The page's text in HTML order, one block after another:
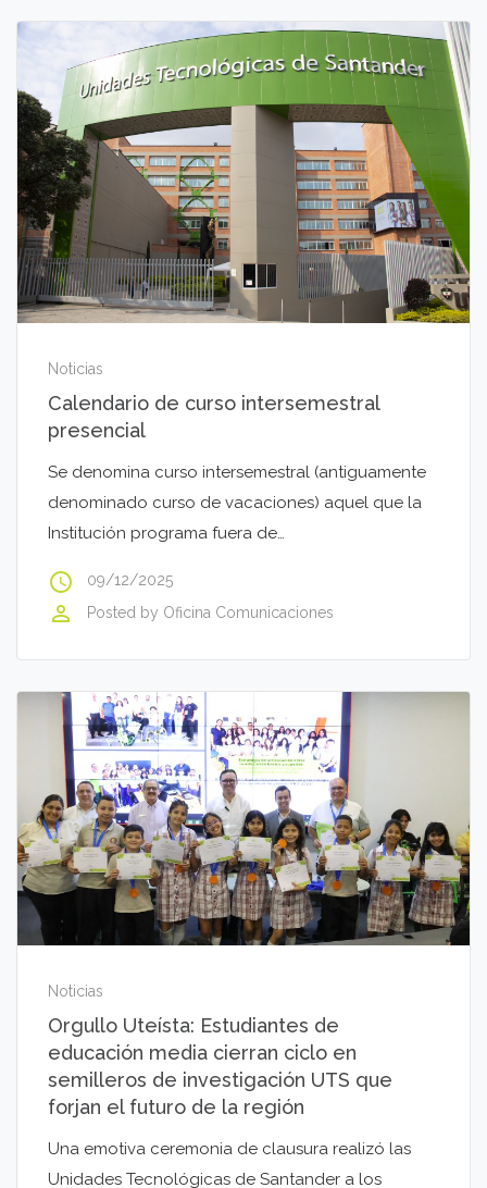
Noticias
Calendario de curso intersemestral
presencial
Se denomina curso intersemestral (antiguamente
denominado curso de vacaciones) aquel que la
Institución programa fuera de…
access_time 09/12/2025
perm_identity Posted by Oficina Comunicaciones
Noticias
Orgullo Uteísta: Estudiantes de
educación media cierran ciclo en
semilleros de investigación UTS que
forjan el futuro de la región
Una emotiva ceremonia de clausura realizó las
Unidades Tecnológicas de Santander a los